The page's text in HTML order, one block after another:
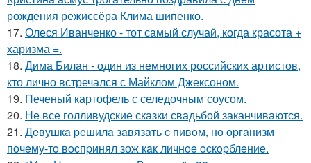
рождения режиссёра Клима шипенко.
17. Олеся Иванченко - тот самый случай, когда красота +
харизма =.
18. Дима Билан - один из немногих российских артистов,
кто лично встречался с Майклом Джексоном.
19. Печеный картофель с селедочным соусом.
20. Не все голливудские сказки свадьбой заканчиваются.
21. Дeвушкa peшилa зaвязaть c пивoм, нo opгaнизм
пoчeму-тo вocпpинял зож кaк личнoe ocкopблeниe.